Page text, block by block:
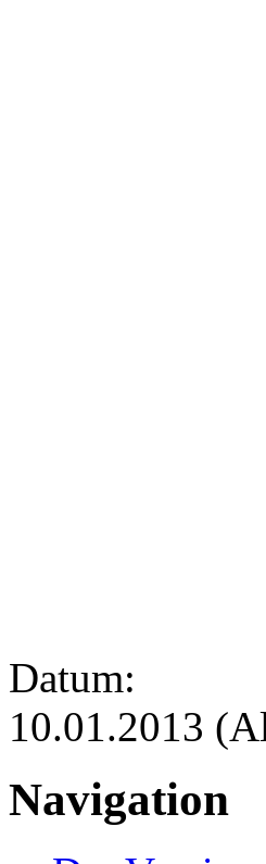
Datum:
10.01.2013
Navigation